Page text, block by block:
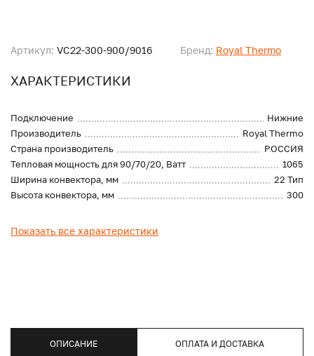
Артикул: VC22-300-900/9016 Бренд: Royal Thermo
ХАРАКТЕРИСТИКИ
Подключение
Нижние
Производитель
Royal Thermo
Страна производитель
РОССИЯ
Тепловая мощность для 90/70/20, Ватт
1065
Ширина конвектора, мм
22 Тип
Высота конвектора, мм
300
Показать все характеристики
ОПИСАНИЕ ОПЛАТА И ДОСТАВКА